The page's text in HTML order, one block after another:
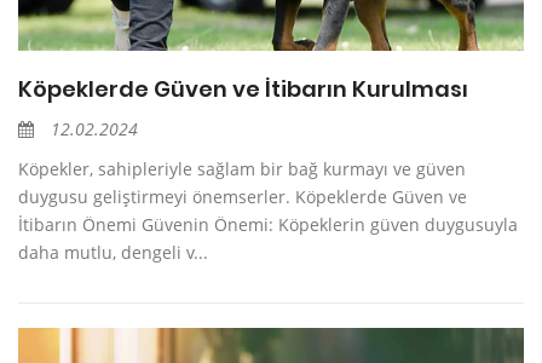
Köpeklerde Güven ve İtibarın Kurulması
12.02.2024
Köpekler, sahipleriyle sağlam bir bağ kurmayı ve güven
duygusu geliştirmeyi önemserler. Köpeklerde Güven ve
İtibarın Önemi Güvenin Önemi: Köpeklerin güven duygusuyla
daha mutlu, dengeli v...